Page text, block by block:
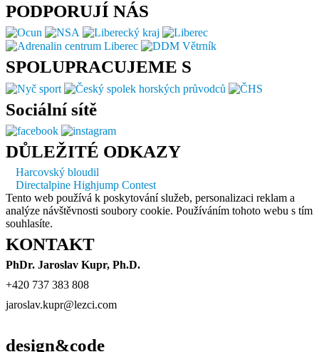
PODPORUJÍ NÁS
SPOLUPRACUJEME S
Sociální sítě
DŮLEŽITÉ ODKAZY
Harcovský bloudil
Directalpine Highjump Contest
Tento web používá k poskytování služeb, personalizaci reklam a
analýze návštěvnosti soubory cookie. Používáním tohoto webu s tím
souhlasíte.
KONTAKT
PhDr. Jaroslav Kupr, Ph.D.
+420 737 383 808
jaroslav.kupr@lezci.com
design&code